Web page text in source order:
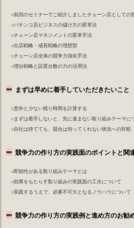
n前回のセミナーでご紹介しましたチェーン店としての
nパチンコ店ビジネスの儲け方の変革法
nチェーン店マネジメントの変革手法
n出店戦略・成長戦略の理想型
nチェーン店全体の競争力強化手法
n増台戦略と設置台数の力の活用法
まずは早めに着手していただきたいこと
n意外と少ない残り時間を計算する
nまずは着手しないと、先に進まない取り組みテーマに
n自社は待てても、競合は待ってくれない状況への対処
競争力の作り方の実践面のポイントと関
n即効性がある取り組みテーマとは
n効果をもたらす取り組みの実践面の工夫について
n実践するうえで、必要不可欠となるノウハウについて
競争力の作り方の実践例と進め方のお勧